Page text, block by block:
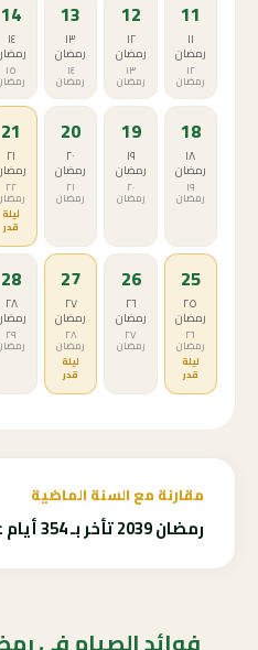
11
١١
رمضان
١٢
رمضان
12
١٢
رمضان
١٣
رمضان
13
١٣
رمضان
١٤
رمضان
14
١٤
١٥
18
١٨
رمضان
١٩
رمضان
19
١٩
رمضان
٢٠
رمضان
20
٢٠
رمضان
٢١
رمضان
21
٢١
٢٢
ليلة
قدر
25
٢٥
رمضان
٢٦
رمضان
ليلة
قدر
26
٢٦
رمضان
٢٧
رمضان
27
٢٧
رمضان
٢٨
رمضان
ليلة
قدر
28
٢٨
٢٩
مقارنة مع السنة الماضية
رمضان 2039 تأخر بـ 354 أيام عن رمضان 2038